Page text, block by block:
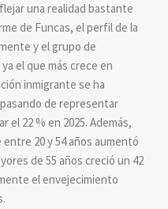
una realidad bastante
de Funcas, el perfil de la
y el grupo de
el que más crece en
inmigrante se ha
de representar
el 22 % en 2025. Además,
20 y 54 años aumentó
de 55 años creció un 42
el envejecimiento